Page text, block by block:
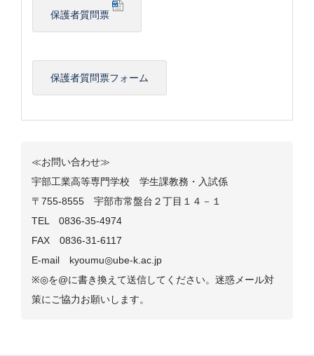
保護者質問票
保護者質問票フォーム
≪お問い合わせ≫
宇部工業高等専門学校 学生課教務・入試係
〒755-8555 宇部市常盤台２丁目１４－１
TEL 0836-35-4974
FAX 0836-31-6117
E-mail kyoumu◎ube-k.ac.jp
※◎を@に書き換えて送信してください。迷惑メール対
策にご協力お願いします。